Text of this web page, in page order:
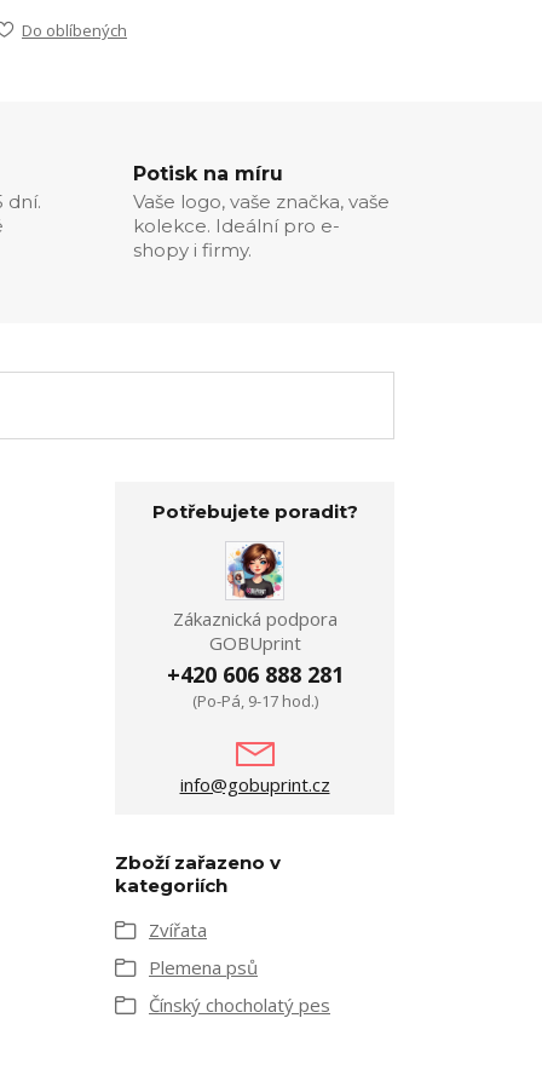
Do oblíbených
dní.
Potisk na míru
Vaše logo, vaše značka, vaše
kolekce. Ideální pro e-
shopy i firmy.
Potřebujete poradit?
Zákaznická podpora
GOBUprint
+420 606 888 281
(Po-Pá, 9-17 hod.)
info@gobuprint.cz
Zboží zařazeno v
kategoriích
Zvířata
Plemena psů
Čínský chocholatý pes